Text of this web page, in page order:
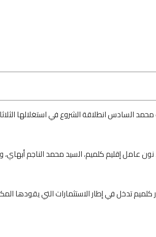
محمد السادس انطلاقة الشروع في استغلالها
إقليم كلميم، السيد محمد الناجم أبهاي،
تدخل في إطار الاستثمارات التي يقودها